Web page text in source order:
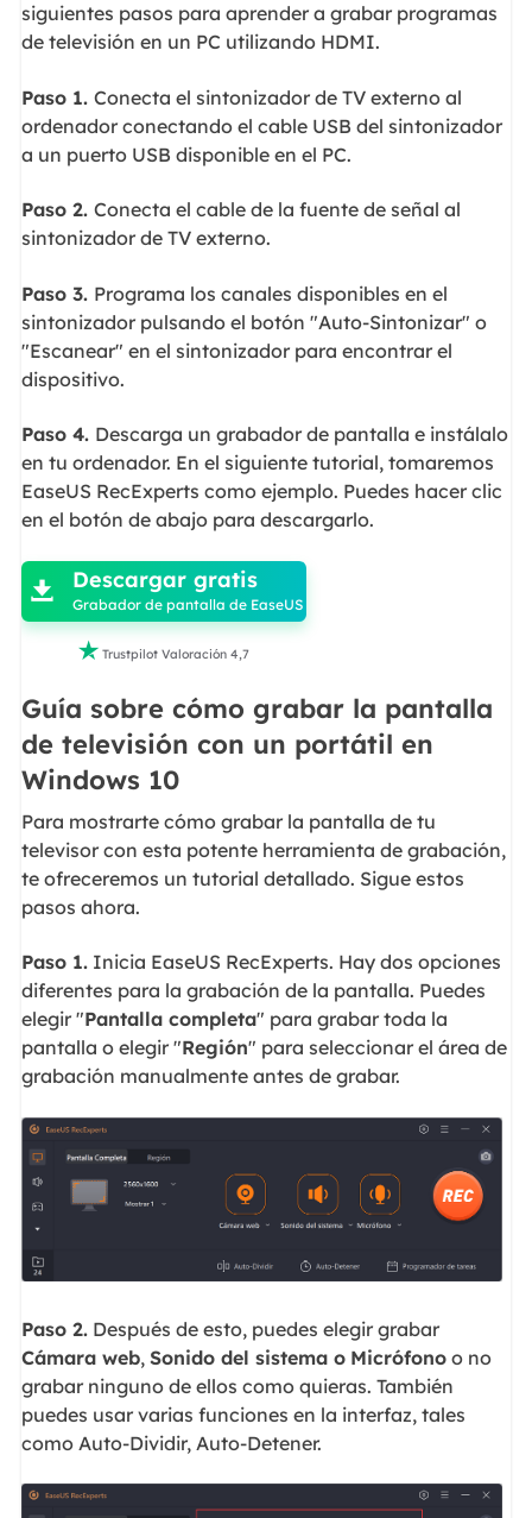
siguientes pasos para aprender a grabar programas
de televisión en un PC utilizando HDMI.
Paso 1. Conecta el sintonizador de TV externo al
ordenador conectando el cable USB del sintonizador
a un puerto USB disponible en el PC.
Paso 2. Conecta el cable de la fuente de señal al
sintonizador de TV externo.
Paso 3. Programa los canales disponibles en el
sintonizador pulsando el botón "Auto-Sintonizar" o
"Escanear" en el sintonizador para encontrar el
dispositivo.
Paso 4. Descarga un grabador de pantalla e instálalo
en tu ordenador. En el siguiente tutorial, tomaremos
EaseUS RecExperts como ejemplo. Puedes hacer clic
en el botón de abajo para descargarlo.

 Descargar gratis
Grabador de pantalla de EaseUS
 Trustpilot Valoración 4,7
Guía sobre cómo grabar la pantalla
de televisión con un portátil en
Windows 10
Para mostrarte cómo grabar la pantalla de tu
televisor con esta potente herramienta de grabación,
te ofreceremos un tutorial detallado. Sigue estos
pasos ahora.
Paso 1.Inicia EaseUS RecExperts. Hay dos opciones
diferentes para la grabación de la pantalla. Puedes
elegir "Pantalla completa" para grabar toda la
pantalla o elegir "Región" para seleccionar el área de
grabación manualmente antes de grabar.
Paso 2.Después de esto, puedes elegir grabar
Cámara web, Sonido del sistema o Micrófonoo no
grabar ninguno de ellos como quieras. También
puedes usar varias funciones en la interfaz, tales
como Auto-Dividir, Auto-Detener.